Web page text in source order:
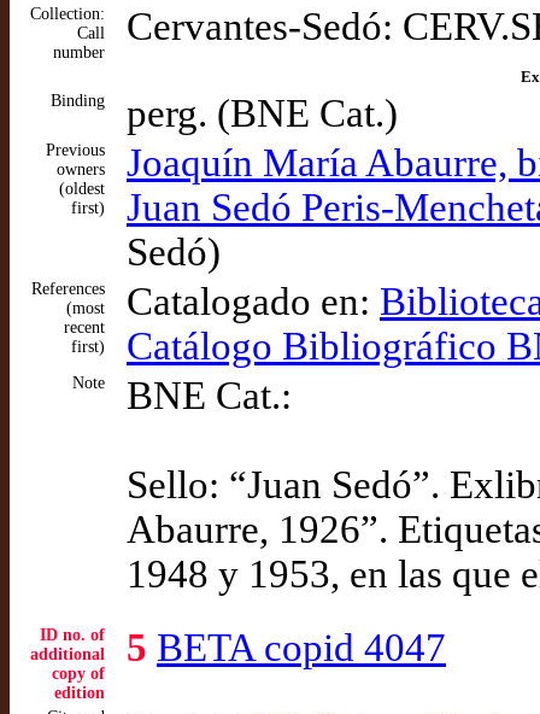
Collection:
Call
number
Cervantes-Sedó:
Binding
perg. (BNE Cat.)
Previous
owners
(oldest
first)
Joaquín María Abaurre,
Juan Sedó Peris-
Sedó)
References
(most
recent
first)
Catalogado en:
Catálogo Bibliográfico
Note BNE Cat.:
Sello: “Juan Sedó”.
Abaurre, 1926”.
1948 y 1953, en las que
ID no. of
additional
copy of
edition
5 BETA copid 4047